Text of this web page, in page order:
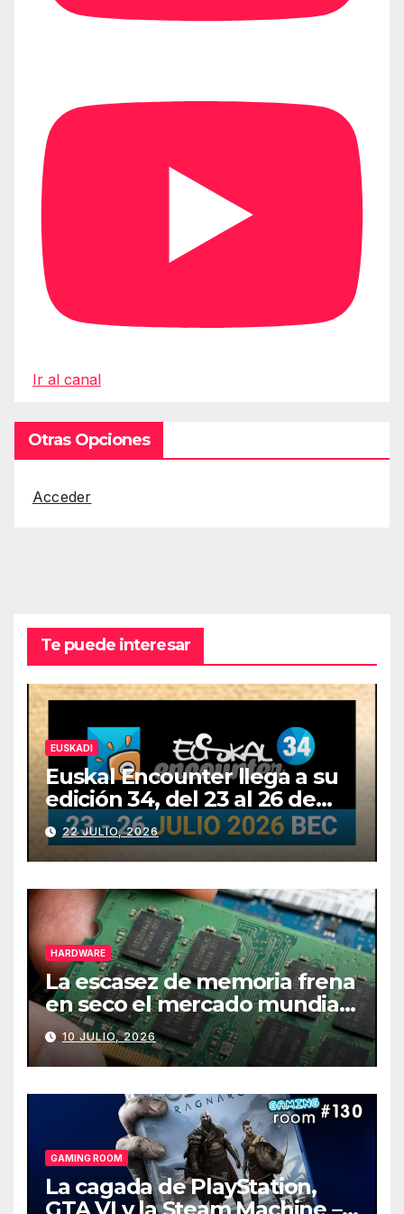
Ir al canal
Otras Opciones
Acceder
Te puede interesar
EUSKADI
Euskal Encounter llega a su
edición 34, del 23 al 26 de
julio
22 JULIO, 2026
HARDWARE
La escasez de memoria frena
en seco el mercado mundial
de PCs
10 JULIO, 2026
GAMING ROOM
La cagada de PlayStation,